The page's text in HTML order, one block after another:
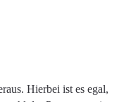
Hierbei ist es egal,